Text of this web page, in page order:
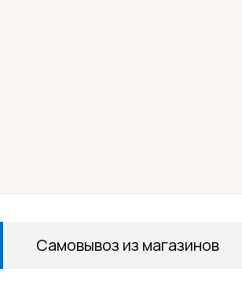
Самовывоз из магазинов